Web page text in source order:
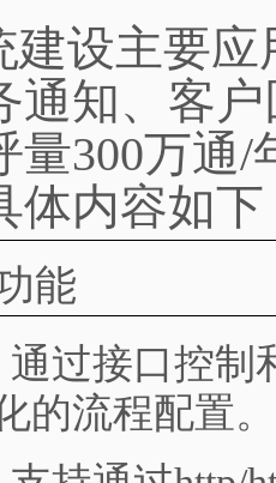
建设主要
通知、客
量300万通
体内容如下
能
通过接口控制
的流程配置。